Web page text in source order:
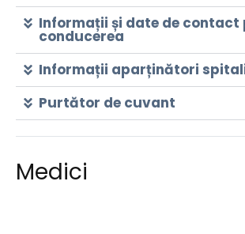
Informații și date de contact
conducerea
Informații aparținători
Purtător de cuvant
Medici